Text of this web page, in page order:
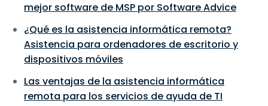
mejor software de MSP por Software Advice
¿Qué es la asistencia informática remota?
Asistencia para ordenadores de escritorio y
dispositivos móviles
Las ventajas de la asistencia informática
remota para los servicios de ayuda de TI